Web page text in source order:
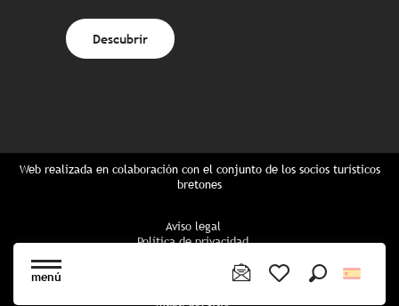
menú
Descubrir
Web realizada en colaboración con el conjunto de los socios turísticos
bretones
Aviso legal
Política de privacidad
Configuración de cookies
mapa del sitio